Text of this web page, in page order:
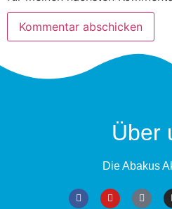
Über
Die Abakus